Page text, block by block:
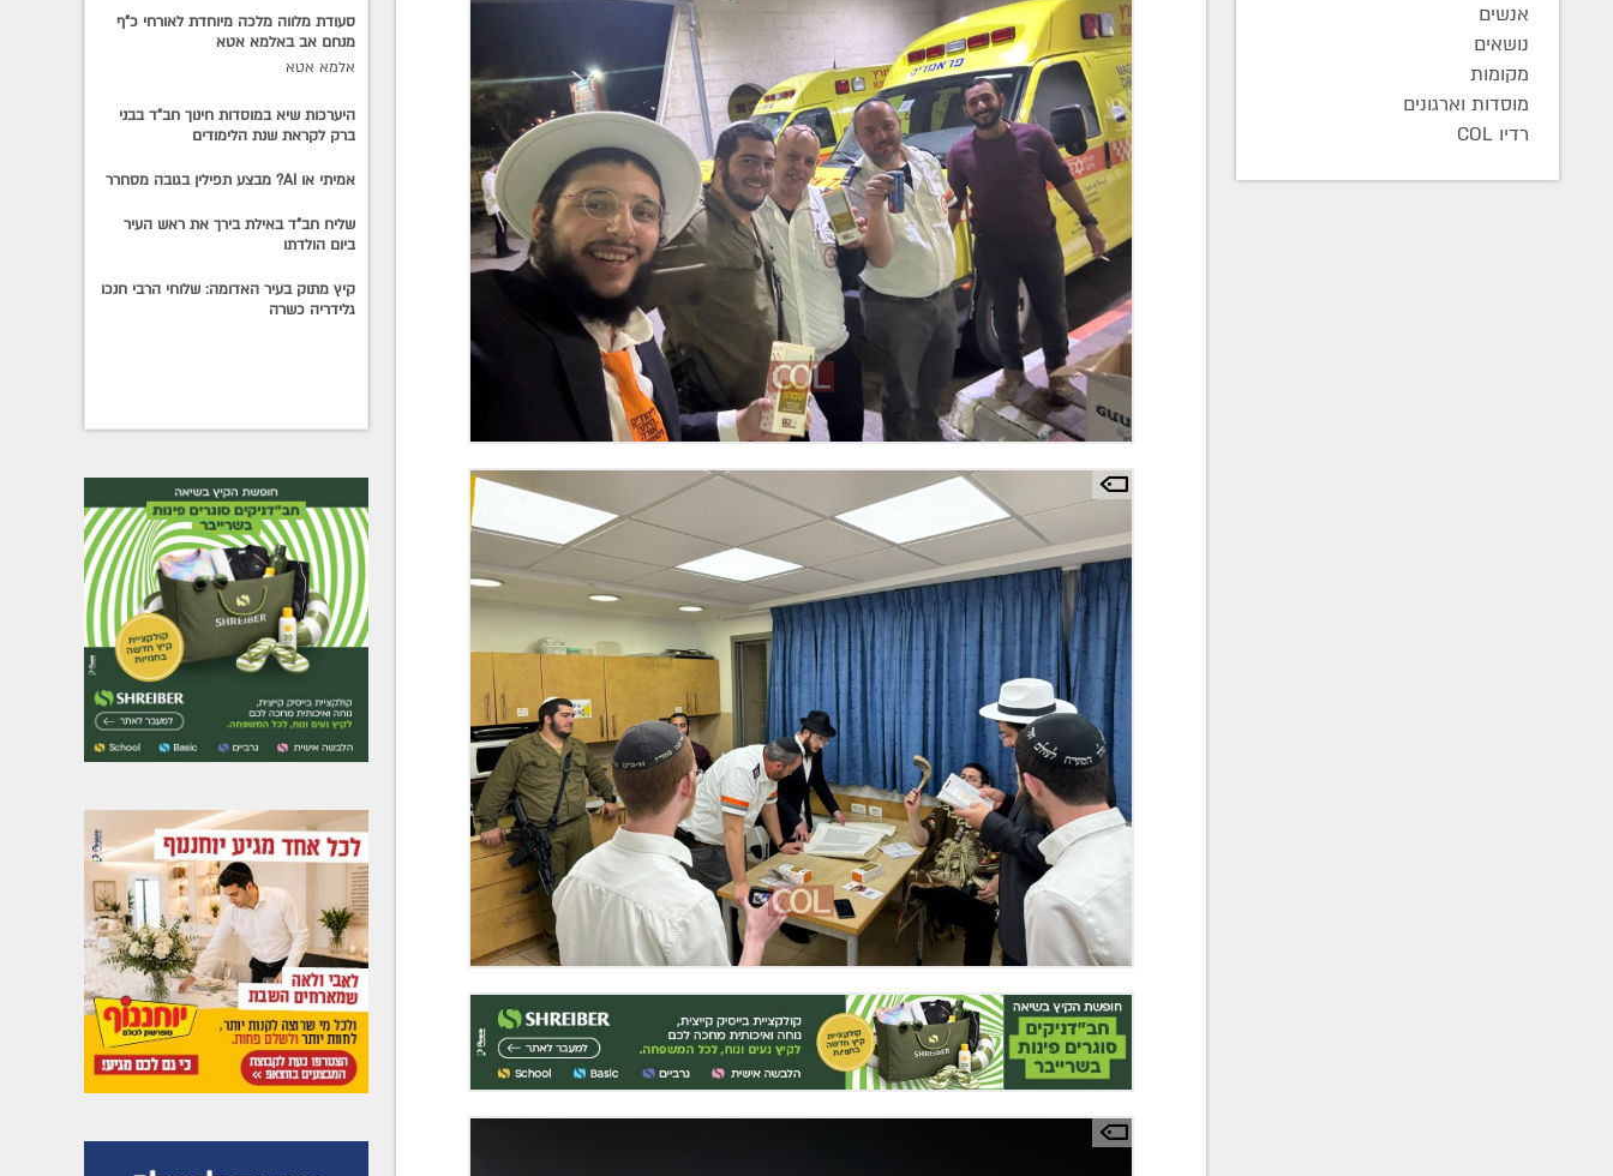
אנשים
נושאים
מקומות
מוסדות וארגונים
רדיו COL
סעודת מלווה מלכה מיוחדת לאורחי כ"ף
מנחם אב באלמא אטא
אלמא אטא
היערכות שיא במוסדות חינוך חב"ד בבני
ברק לקראת שנת הלימודים
אמיתי או AI? מבצע תפילין בגובה מסחרר
שליח חב"ד באילת בירך את ראש העיר
ביום הולדתו
קיץ מתוק בעיר האדומה: שלוחי הרבי חנכו
גלידריה כשרה